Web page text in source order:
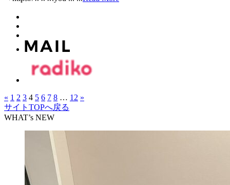
« 1 2 3 4 5 6 7 8 … 12 »
サイトTOPへ戻る
WHAT’s NEW